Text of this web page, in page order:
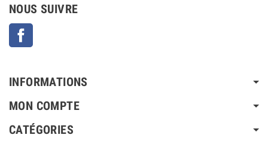
NOUS SUIVRE
INFORMATIONS
MON COMPTE
CATÉGORIES